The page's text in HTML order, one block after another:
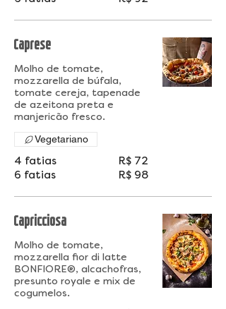
Caprese
Molho de tomate,
mozzarella de búfala,
tomate cereja, tapenade
de azeitona preta e
manjericão fresco.
4 fatias
R$ 72
6 fatias
R$ 98
Vegetariano
Capricciosa
Molho de tomate,
mozzarella fior di latte
BONFIORE®, alcachofras,
presunto royale e mix de
cogumelos.